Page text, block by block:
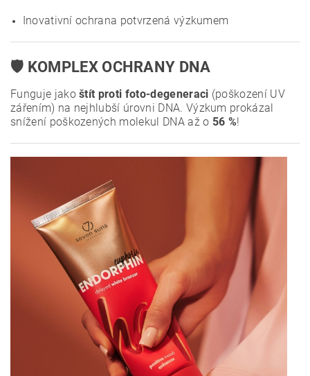
Inovativní ochrana potvrzená výzkumem
🛡️ KOMPLEX OCHRANY DNA
Funguje jakoštít proti foto-degeneraci (poškození UV
zářením) na nejhlubší úrovni DNA. Výzkum prokázal
snížení poškozených molekul DNA až o 56 %!